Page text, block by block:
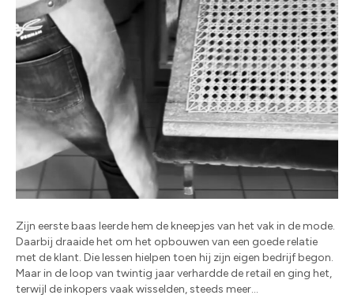
Zijn eerste baas leerde hem de kneepjes van het vak in de mode.
Daarbij draaide het om het opbouwen van een goede relatie
met de klant. Die lessen hielpen toen hij zijn eigen bedrijf begon.
Maar in de loop van twintig jaar verhardde de retail en ging het,
terwijl de inkopers vaak wisselden, steeds meer…